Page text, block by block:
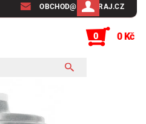
OBCHOD@SUSHIRAJ.CZ
0 0 Kč